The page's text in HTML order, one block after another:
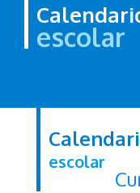
escolar
escolar